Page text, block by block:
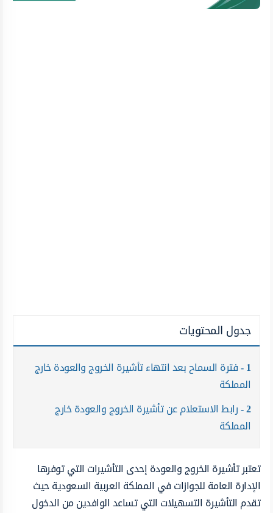
جدول المحتويات
1 فترة السماح بعد انتهاء تأشيرة الخروج والعودة خارج
المملكة
2 رابط الاستعلام عن تأشيرة الخروج والعودة خارج
المملكة
تعتبر تأشيرة الخروج والعودة إحدى التأشيرات التي توفرها
الإدارة العامة للجوازات في المملكة العربية السعودية حيث
تقدم التأشيرة التسهيلات التي تساعد الوافدين من الدخول